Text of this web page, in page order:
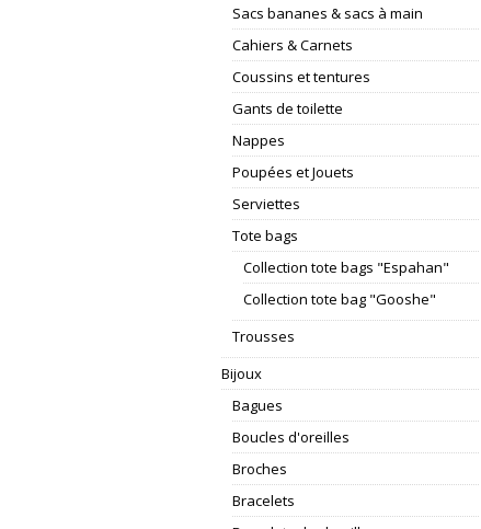
Sacs bananes & sacs à main
Cahiers & Carnets
Coussins et tentures
Gants de toilette
Nappes
Poupées et Jouets
Serviettes
Tote bags
Collection tote bags "Espahan"
Collection tote bag "Gooshe"
Trousses
Bijoux
Bagues
Boucles d'oreilles
Broches
Bracelets